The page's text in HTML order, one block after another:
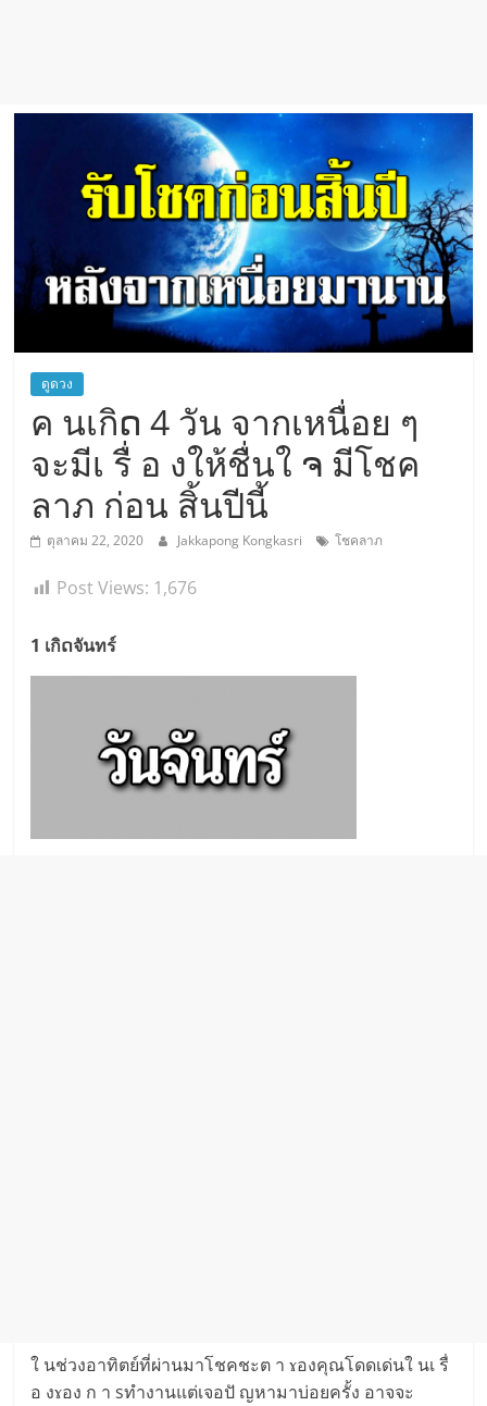
ดูดวง
ค นเกิດ 4 วัน จากเหนื่อย ๆ
จะมีเ รื่ อ งให้ชื่นใ ຈ มีโชค
ลาภ ก่อน สิ้นปีนี้
ตุลาคม 22, 2020 Jakkapong Kongkasri โชคลาภ
Post Views: 1,676
1 เกิດจันทร์
ใ นช่วงอาทิตย์ที่ผ่านมาโชคชะต า ɤองคุณโดดเด่นใ นเ รื่
อ งɤอง ก า sทำงานแต่เจอปั ญหามาบ่อยครั้ง อาจจะ